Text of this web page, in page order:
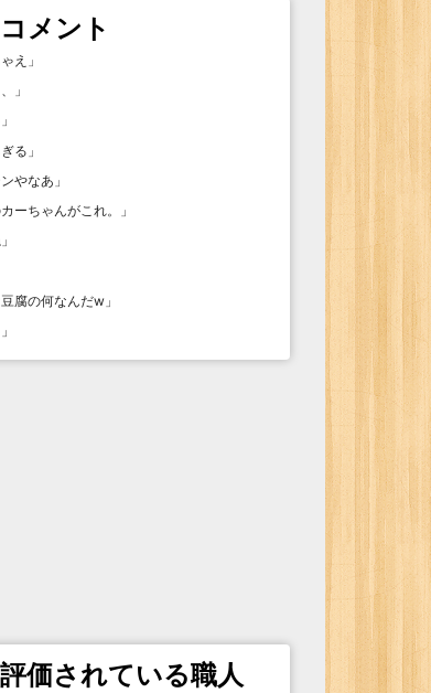
メント
え 」
」
」
る 」
やなあ 」
ーちゃんがこれ。
」
」
腐の何なんだw 」
」
価されている職人